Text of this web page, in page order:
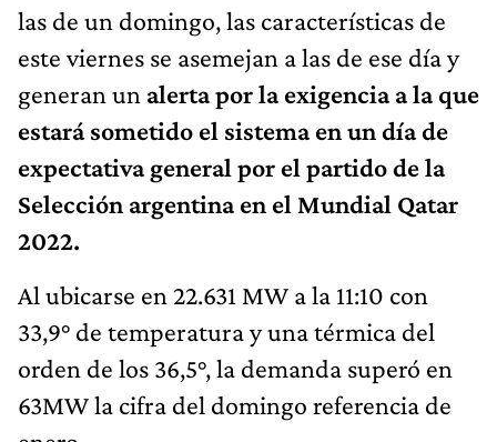
las de un domingo, las características de
este viernes se asemejan a las de ese día y
generan un alerta por la exigencia a la que
estará sometido el sistema en un día de
expectativa general por el partido de la
Selección argentina en el Mundial Qatar
2022.
Al ubicarse en 22.631 MW a la 11:10 con
33,9° de temperatura y una térmica del
orden de los 36,5°, la demanda superó en
63MW la cifra del domingo referencia de